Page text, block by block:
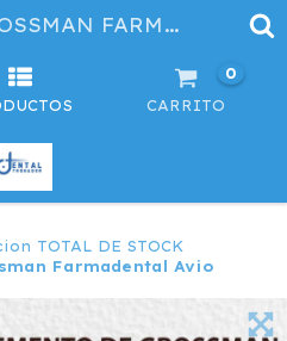
CEMENTO DE GROSSMAN FARMADENTAL AVIO
CARRITO
0
TOTAL DE STOCK
Farmadental Avio